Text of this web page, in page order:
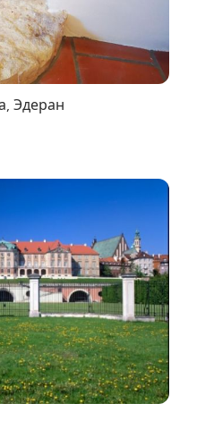
Эдеран